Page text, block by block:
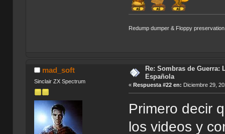
Redump dumper & Floppy preservation
mad_soft
Sinclair ZX Spectrum
Re: Sombras de Guerra:
Española
«Respuesta #22 en: Diciembre 29,
Primero decir
los videos y